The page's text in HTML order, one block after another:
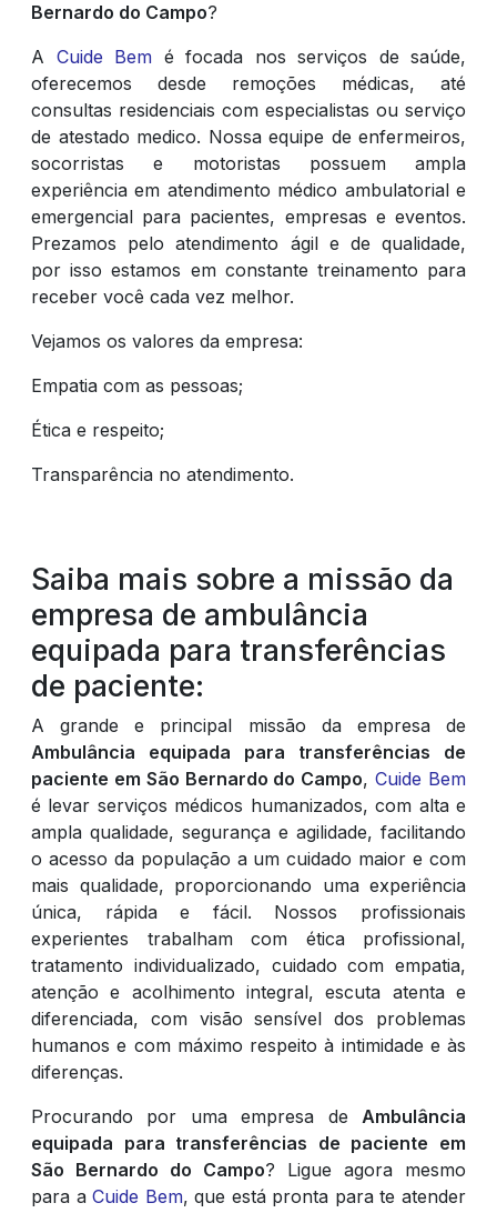
Bernardo do Campo?
A Cuide Bem é focada nos serviços de saúde,
oferecemos desde remoções médicas, até
consultas residenciais com especialistas ou serviço
de atestado medico. Nossa equipe de enfermeiros,
socorristas e motoristas possuem ampla
experiência em atendimento médico ambulatorial e
emergencial para pacientes, empresas e eventos.
Prezamos pelo atendimento ágil e de qualidade,
por isso estamos em constante treinamento para
receber você cada vez melhor.
Vejamos os valores da empresa:
Empatia com as pessoas;
Ética e respeito;
Transparência no atendimento.
Saiba mais sobre a missão da
empresa de ambulância
equipada para transferências
de paciente:
A grande e principal missão da empresa de
Ambulância equipada para transferências de
paciente em São Bernardo do Campo,Cuide Bem
é levar serviços médicos humanizados, com alta e
ampla qualidade, segurança e agilidade, facilitando
o acesso da população a um cuidado maior e com
mais qualidade, proporcionando uma experiência
única, rápida e fácil. Nossos profissionais
experientes trabalham com ética profissional,
tratamento individualizado, cuidado com empatia,
atenção e acolhimento integral, escuta atenta e
diferenciada, com visão sensível dos problemas
humanos e com máximo respeito à intimidade e às
diferenças.
Procurando por uma empresa de Ambulância
equipada para transferências de paciente em
São Bernardo do Campo? Ligue agora mesmo
para aCuide Bem, que está pronta para te atender